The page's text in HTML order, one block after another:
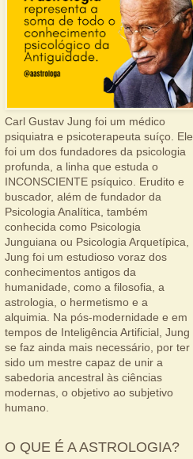
Carl Gustav Jung foi um médico
psiquiatra e psicoterapeuta suíço. Ele
foi um dos fundadores da psicologia
profunda, a linha que estuda o
INCONSCIENTE psíquico. Erudito e
buscador, além de fundador da
Psicologia Analítica, também
conhecida como Psicologia
Junguiana ou Psicologia Arquetípica,
Jung foi um estudioso voraz dos
conhecimentos antigos da
humanidade, como a filosofia, a
astrologia, o hermetismo e a
alquimia. Na pós-modernidade e em
tempos de Inteligência Artificial, Jung
se faz ainda mais necessário, por ter
sido um mestre capaz de unir a
sabedoria ancestral às ciências
modernas, o objetivo ao subjetivo
humano.
O QUE É A ASTROLOGIA?